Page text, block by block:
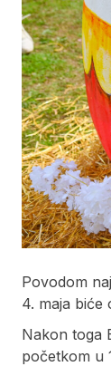
Povodom
4. maja biće
Nakon toga
početkom u